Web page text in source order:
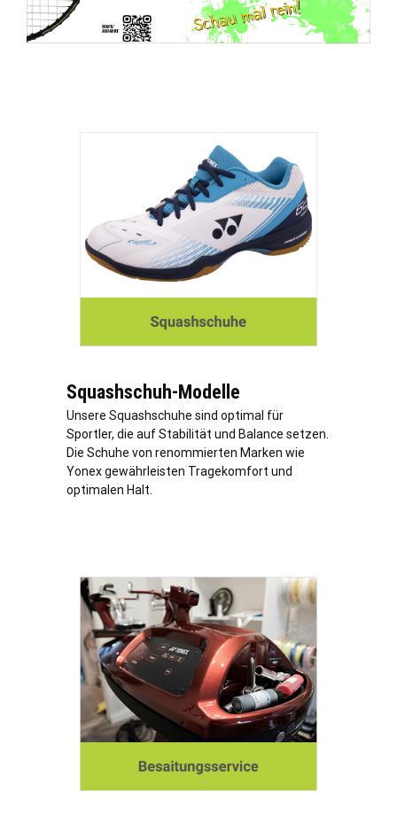
Squashschuh-Modelle
Unsere Squashschuhe sind optimal für
Sportler, die auf Stabilität und Balance setzen.
Die Schuhe von renommierten Marken wie
Yonex gewährleisten Tragekomfort und
optimalen Halt.